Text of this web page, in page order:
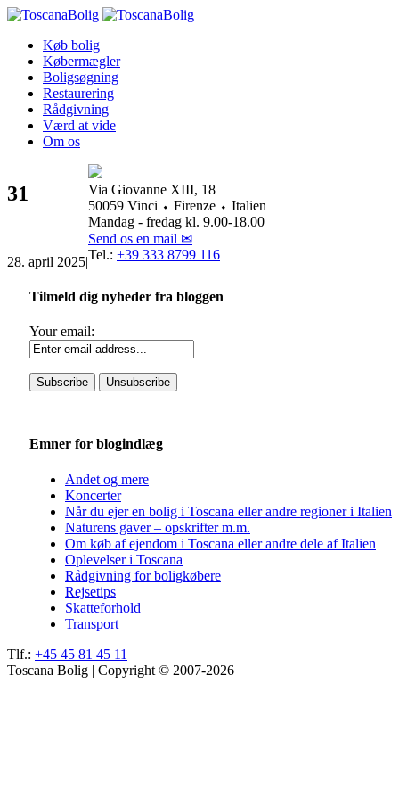
Køb bolig
Købermægler
Boligsøgning
Restaurering
Rådgivning
Værd at vide
Om os
31
28. april 2025|
Tilmeld dig nyheder fra bloggen
Your email:
Emner for blogindlæg
Andet og mere
Koncerter
Når du ejer en bolig i Toscana eller andre regioner i Italien
Naturens gaver – opskrifter m.m.
Om køb af ejendom i Toscana eller andre dele af Italien
Oplevelser i Toscana
Rådgivning for boligkøbere
Rejsetips
Skatteforhold
Transport
Via Giovanne XIII, 18
50059 Vinci ⬩ Firenze ⬩ Italien
Mandag - fredag kl. 9.00-18.00
Send os en mail ✉
Tel.: +39 333 8799 116
Tlf.: +45 45 81 45 11
Toscana Bolig | Copyright © 2007-2026